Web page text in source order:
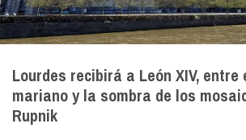
Lourdes recibirá a León XIV,
mariano y la sombra de los
Rupnik